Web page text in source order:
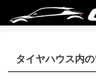
タイヤハウス内